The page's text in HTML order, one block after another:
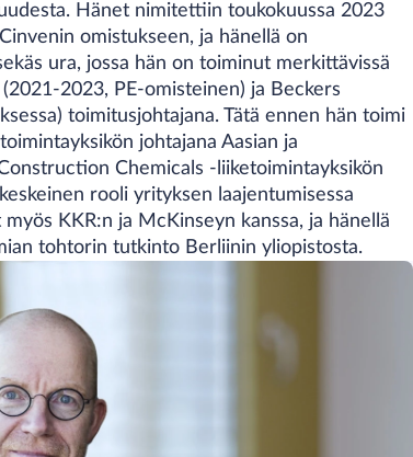
Hänet nimitettiin toukokuussa 2023
omistukseen, ja hänellä on
ura, jossa hän on toiminut merkittävissä
2023, PE-omisteinen) ja Beckers
toimitusjohtajana. Tätä ennen hän toimi
johtajana Aasian ja
Chemicals -liiketoimintayksikön
rooli yrityksen laajentumisessa
KKR:n ja McKinseyn kanssa, ja hänellä
tohtorin tutkinto Berliinin yliopistosta.